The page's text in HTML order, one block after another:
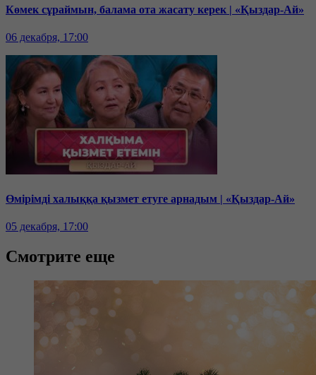
Көмек сұраймын, балама ота жасату керек | «Қыздар-Ай»
06 декабря, 17:00
Өмірімді халыққа қызмет етуге арнадым | «Қыздар-Ай»
05 декабря, 17:00
Смотрите еще